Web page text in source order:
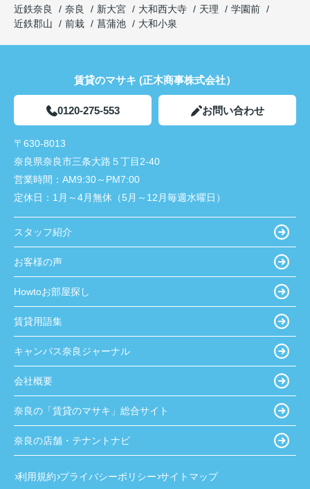
近鉄奈良
奈良 新大宮 大和西大寺 天理
学園前
近鉄郡山
前栽 菖蒲池 大和小泉
賃貸のマサキ (正木商事株式会社）
0120-275-553 お問い合わせ
〒630-8013
奈良県奈良市三条大路５丁目2-40
営業時間： AM9:30～PM7:00
定休日： 1月～4月無休（5月～12月毎週水曜日）
スタッフ紹介
お客様の声
Howtoお部屋探し
賃貸用語集
キャンパス奈良ジャーナル
会社概要
奈良の「賃貸のマサキ」総合サイト
奈良の店舗・テナントナビ
利用規約 プライバシーポリシー サイトマップ